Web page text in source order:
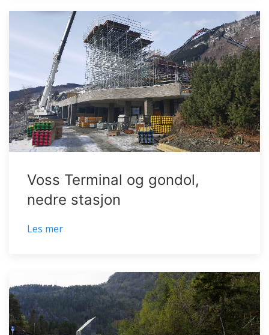
Voss Terminal og gondol,
nedre stasjon
Les mer